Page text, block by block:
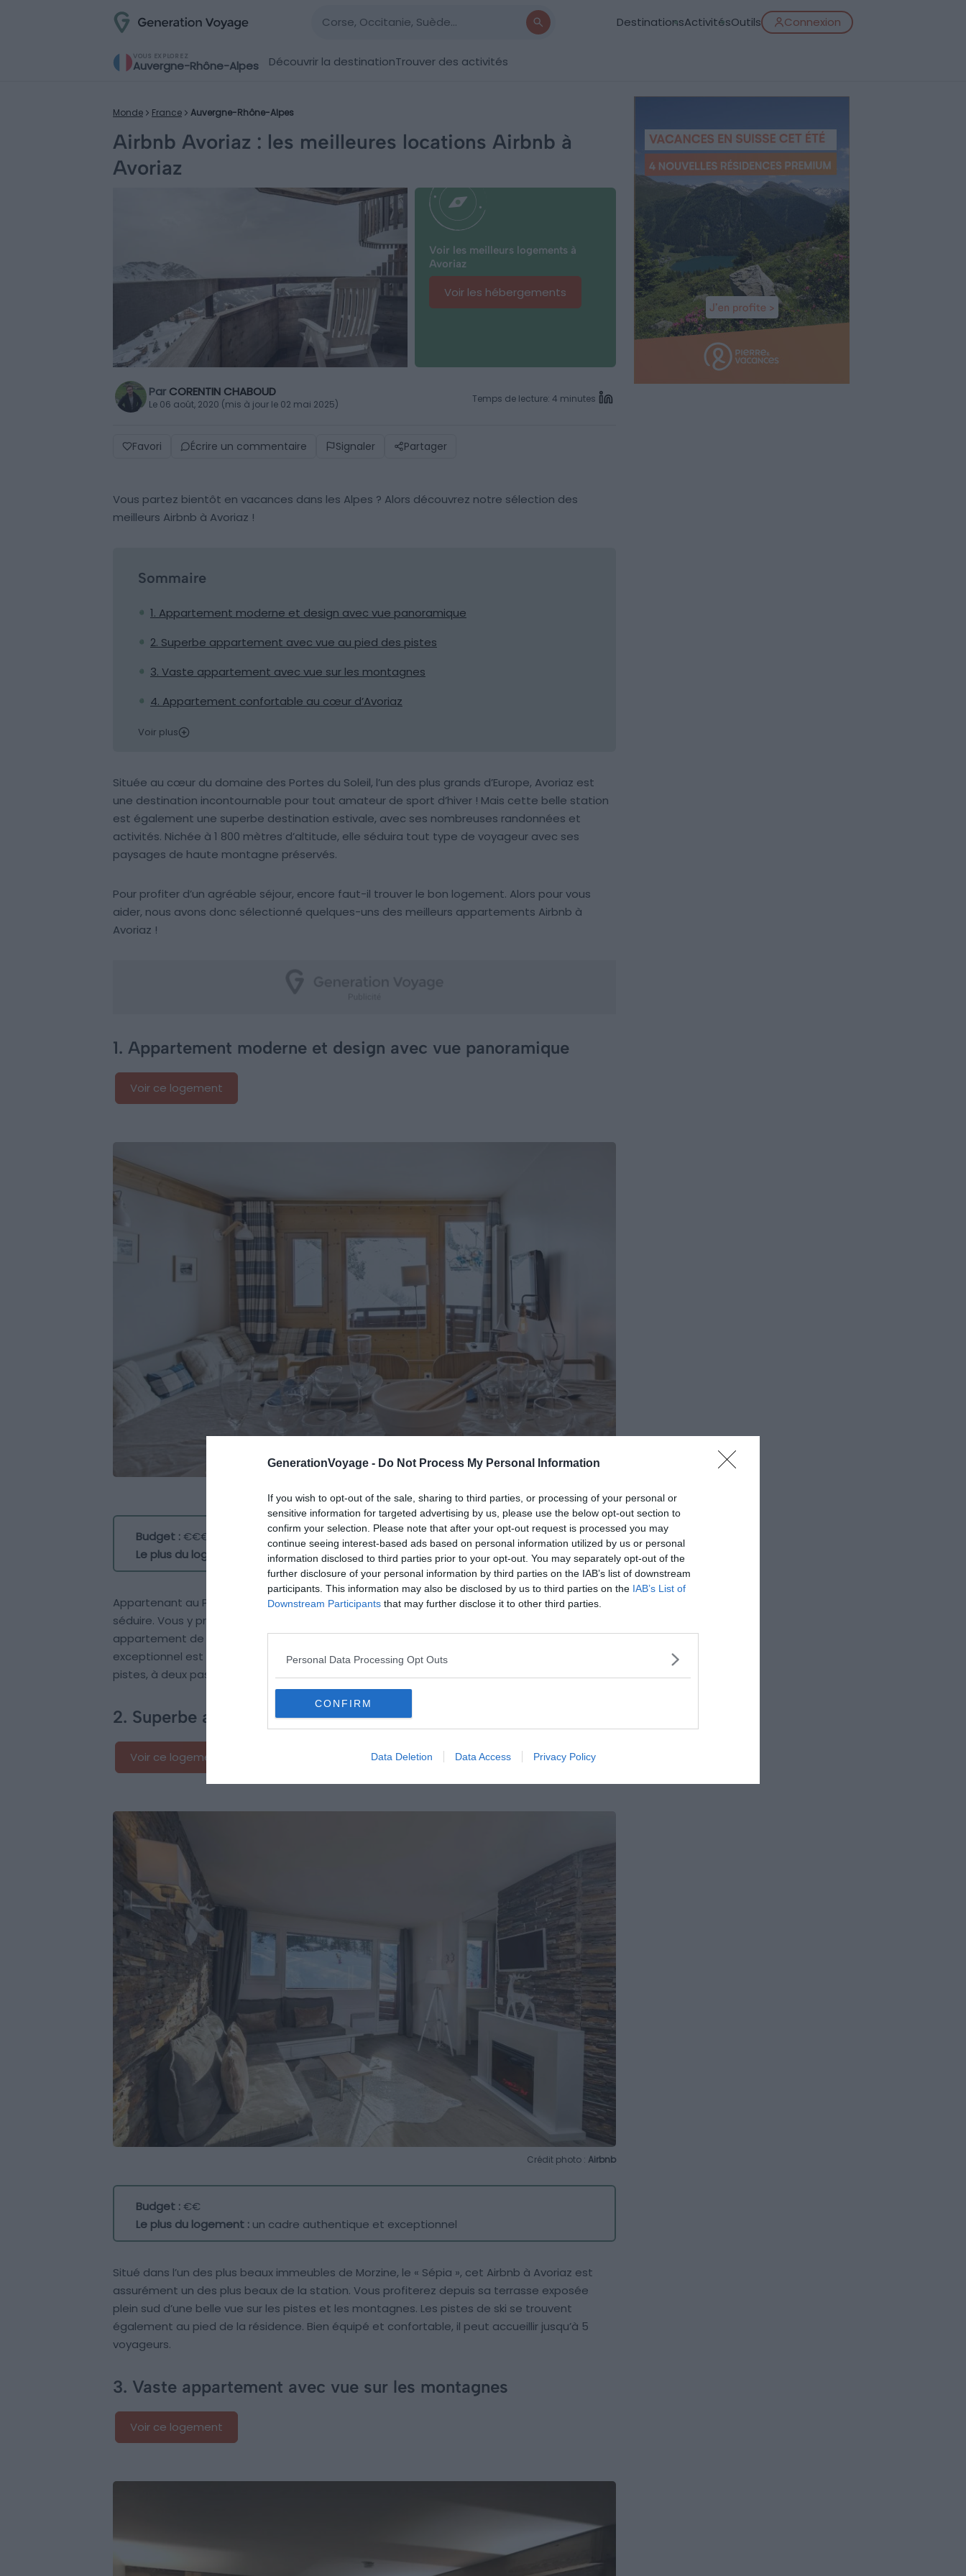
GenerationVoyage - Do Not Process My Personal Information
If you wish to opt-out of the sale, sharing to third parties, or processing of your personal or
sensitive information for targeted advertising by us, please use the below opt-out section to
confirm your selection. Please note that after your opt-out request is processed you may
continue seeing interest-based ads based on personal information utilized by us or personal
information disclosed to third parties prior to your opt-out. You may separately opt-out of the
further disclosure of your personal information by third parties on the IAB’s list of downstream
participants. This information may also be disclosed by us to third parties on the IAB’s List of
Downstream Participants that may further disclose it to other third parties.
Personal Data Processing Opt Outs
CONFIRM
Data Deletion Data Access Privacy Policy
DestinationsActivitésOutils Connexion
VOUS EXPLOREZ
Auvergne-Rhône-Alpes Découvrir la destinationTrouver des activités
Monde France Auvergne-Rhône-Alpes
Airbnb Avoriaz : les meilleures locations Airbnb à
Avoriaz
Voir les meilleurs logements à
Avoriaz
Voir les hébergements
Par CORENTIN CHABOUD
Le 06 août, 2020 (mis à jour le 02 mai 2025) Temps de lecture: 4 minutes
Favori Écrire un commentaire Signaler Partager
Vous partez bientôt en vacances dans les Alpes ? Alors découvrez notre sélection des
meilleurs Airbnb à Avoriaz !
Sommaire
1. Appartement moderne et design avec vue panoramique
2. Superbe appartement avec vue au pied des pistes
3. Vaste appartement avec vue sur les montagnes
4. Appartement confortable au cœur d’Avoriaz
Voir plus
Située au cœur du domaine des Portes du Soleil, l’un des plus grands d’Europe, Avoriaz est
une destination incontournable pour tout amateur de sport d’hiver ! Mais cette belle station
est également une superbe destination estivale, avec ses nombreuses randonnées et
activités. Nichée à 1 800 mètres d’altitude, elle séduira tout type de voyageur avec ses
paysages de haute montagne préservés.
Pour profiter d’un agréable séjour, encore faut-il trouver le bon logement. Alors pour vous
aider, nous avons donc sélectionné quelques-uns des meilleurs appartements Airbnb à
Avoriaz !
1. Appartement moderne et design avec vue panoramique
Voir ce logement
Budget :€€€
Le plus du logement :
sa vue panoramique exceptionnelle
Appartenant au Programme Plus, cet Airbnb à Avoriaz dispose de tous les atouts pour vous
séduire. Vous y profiterez notamment d’une vue exceptionnelle sur les Alpes depuis cet
appartement de haute montagne. Décoré dans un esprit chalet chic, ce logement
exceptionnel est lumineux, confortable et bien équipé. Il se trouve également au pied des
pistes, à deux pas de l’école de ski et de tous les commerces.
2. Superbe appartement avec vue au pied des pistes
Voir ce logement
Crédit photo : Airbnb
Budget :€€
Le plus du logement : un cadre authentique et exceptionnel
Situé dans l’un des plus beaux immeubles de Morzine, le « Sépia », cet Airbnb à Avoriaz est
assurément un des plus beaux de la station. Vous profiterez depuis sa terrasse exposée
plein sud d’une belle vue sur les pistes et les montagnes. Les pistes de ski se trouvent
également au pied de la résidence. Bien équipé et confortable, il peut accueillir jusqu’à 5
voyageurs.
3. Vaste appartement avec vue sur les montagnes
Voir ce logement